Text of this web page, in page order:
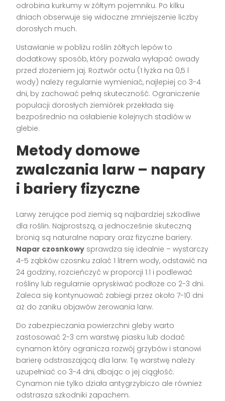
odrobina kurkumy w żółtym pojemniku. Po kilku
dniach obserwuje się widoczne zmniejszenie liczby
dorosłych much.
Ustawianie w pobliżu roślin żółtych lepów to
dodatkowy sposób, który pozwala wyłapać owady
przed złożeniem jaj. Roztwór octu (1 łyżka na 0,5 l
wody) należy regularnie wymieniać, najlepiej co 3-4
dni, by zachować pełną skuteczność. Ograniczenie
populacji dorosłych ziemiórek przekłada się
bezpośrednio na osłabienie kolejnych stadiów w
glebie.
Metody domowe
zwalczania larw – napary
i bariery fizyczne
Larwy żerujące pod ziemią są najbardziej szkodliwe
dla roślin. Najprostszą, a jednocześnie skuteczną
bronią są naturalne napary oraz fizyczne bariery.
Napar czosnkowy sprawdza się idealnie – wystarczy
4-5 ząbków czosnku zalać 1 litrem wody, odstawić na
24 godziny, rozcieńczyć w proporcji 1:1 i podlewać
rośliny lub regularnie opryskiwać podłoże co 2-3 dni.
Zaleca się kontynuować zabiegi przez około 7-10 dni
aż do zaniku objawów żerowania larw.
Do zabezpieczania powierzchni gleby warto
zastosować 2-3 cm warstwę piasku lub dodać
cynamon który ogranicza rozwój grzybów i stanowi
barierę odstraszającą dla larw. Tę warstwę należy
uzupełniać co 3-4 dni, dbając o jej ciągłość.
Cynamon nie tylko działa antygrzybiczo ale również
odstrasza szkodniki zapachem.